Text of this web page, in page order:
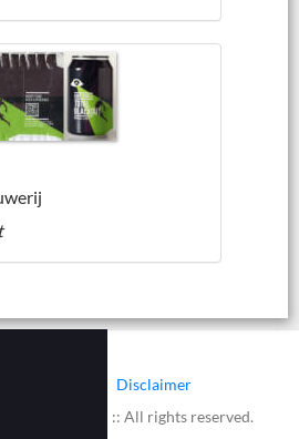
Disclaimer
:: All rights reserved.